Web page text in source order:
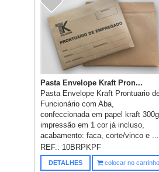
Pasta Envelope Kraft Pron...
Pasta Envelope Kraft Prontuario
Funcionário com Aba,
confeccionada em papel kraft
impressão em 1 cor já incluso,
acabamento: faca, corte/vinco e ...
REF.: 10BRPKPF
DETALHES colocar no carrinho